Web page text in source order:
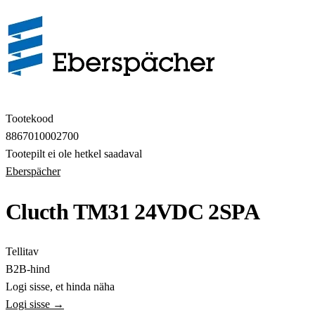
Tootekood
8867010002700
Tootepilt ei ole hetkel saadaval
Eberspächer
Clucth TM31 24VDC 2SPA
Tellitav
B2B-hind
Logi sisse, et hinda näha
Logi sisse →